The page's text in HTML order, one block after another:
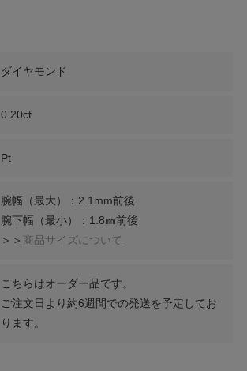
ダイヤモンド
0.20ct
Pt
腕幅（最大）：2.1mm前後
腕下幅（最小）：1.8㎜前後
＞＞ 商品サイズについて
こちらはオーダー品です。
ご注文日より約6週間での発送を予定してお
ります。